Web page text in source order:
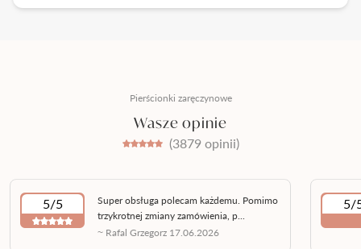
Pierścionki zaręczynowe
Wasze opinie
(3879 opinii)
5/5
Super obsługa polecam każdemu. Pomimo
trzykrotnej zmiany zamówienia, p...
~ Rafal Grzegorz 17.06.2026
5/